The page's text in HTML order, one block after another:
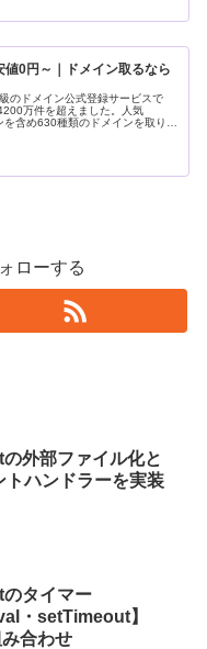
値0円～｜ドメイン取るなら
のドメイン公式登録サービスで
万件を超えました。人気
含め630種類のドメインを取り扱
ローする
外部ファイル化と
ハンドラーを実装
タイマー
・setTimeout】
合わせ